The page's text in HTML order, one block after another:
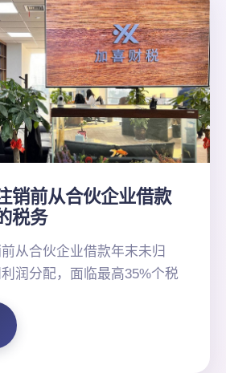
销前从合伙企业借款
税务
从合伙企业借款年末未归
润分配，面临最高35%个税